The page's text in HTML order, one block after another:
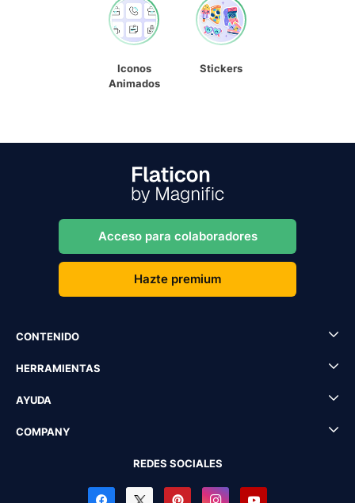
Iconos
Animados
Stickers
Acceso para colaboradores
Hazte premium
CONTENIDO
HERRAMIENTAS
AYUDA
COMPANY
REDES SOCIALES